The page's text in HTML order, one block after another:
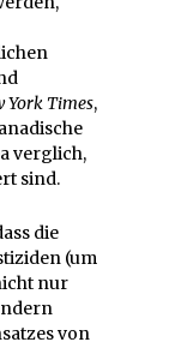
York Times,
verglich,
sind.
die
(um
nur
von